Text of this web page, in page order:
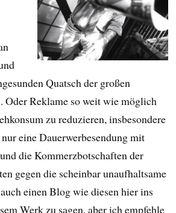
Quatsch der großen
Oder Reklame so weit wie möglich
zu reduzieren, insbesondere
eine Dauerwerbesendung mit
die Kommerzbotschaften der
gegen die scheinbar unaufhaltsame
einen Blog wie diesen hier ins
Werk zu sagen, aber ich empfehle